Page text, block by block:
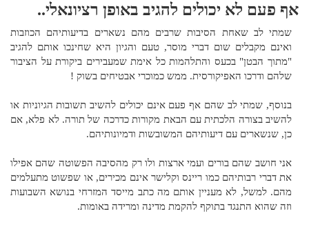
אף פעם לא יכולים להגיב באופן רציונאלי..
שמתי לב שאחת הסיבות שרבים מהם נשארים בדיעותיהם הכוזבות
ואינם מקבלים שום דברי מוסר, טעם והגיון היא שחינכו אותם להגיב
"מתוך הבטן" בכעס והתלהמות כל אימת שמעבירים ביקורת על הציבור
שלהם ודרכו האפיקורסית. ממש כמוכרי אבטיחים בשוק !
בנוסף, שמתי לב שהם אף פעם אינם יכולים להשיב תשובות הגיוניות או
להשיב בצורה הלכתית עם הבאת מקורות כדרכה של תורה. לא פלא, אם
כן, שנשארים עם דיעותיהם המשובשות ודמיונותיהם.
אני חושב שהם בורים ועמי ארצות ולו רק מהסיבה הפשוטה שהם אפילו
את דברי רבותיהם כמו ריינס וקלישר אינם מכירים, או שפשוט מתעלמים
מהם. למשל, לא מעניין אותם מה כתב מייסד המזרחי בנושא השבועות
וזה שהוא התנגד בתוקף להקמת מדינה ומרידה באומות.